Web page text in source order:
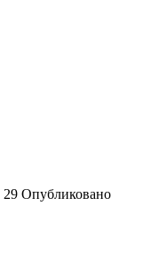
29 Опубликовано